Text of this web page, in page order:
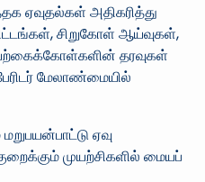
ஏவுதல்கள் அதிகரித்து
சிறுகோள் ஆய்வுகள்,
தரவுகள்
மேலாண்மையில்
ஏவு
முயற்சிகளில் மையப்